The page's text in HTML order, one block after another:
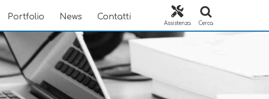
Portfolio News Contatti
Assistenza Cerca